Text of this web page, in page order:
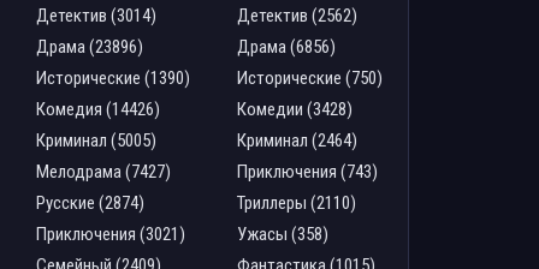
Детектив (3014)
Драма (23896)
Исторические (1390)
Комедия (14426)
Криминал (5005)
Мелодрама (7427)
Русские (2874)
Приключения (3021)
Детектив (2562)
Драма (6856)
Исторические (750)
Комедии (3428)
Криминал (2464)
Приключения (743)
Триллеры (2110)
Ужасы (358)